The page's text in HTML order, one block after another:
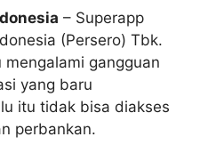
– Superapp
(Persero) Tbk.
gangguan
yang baru
itu tidak bisa diakses
perbankan.